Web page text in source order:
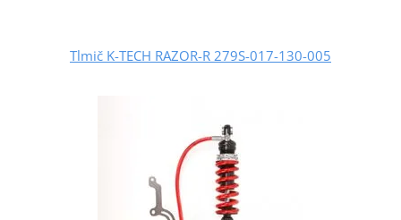
Tlmič K-TECH RAZOR-R 279S-017-130-005